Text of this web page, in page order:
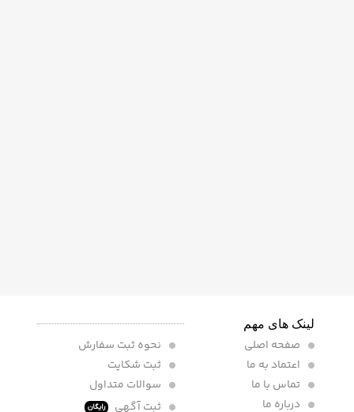
لینک های مهم
صفحه اصلی
اعتماد به ما
تماس با ما
درباره ما
نحوه ثبت سفارش
ثبت شکایت
سوالات متداول
ثبت آگهی
رایگان